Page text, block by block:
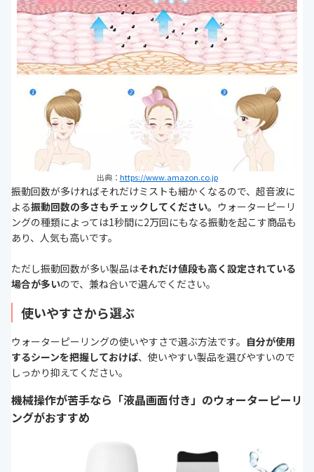
出典： https://www.amazon.co.jp
振動回数が多ければそれだけミストも細かくなるので、超音波に
よる振動回数の多さもチェックしてください。 ウォーターピーリ
ングの種類によっては1秒間に2万回にもなる振動を起こす商品も
あり、人気も高いです。
ただし振動回数が多い製品はそれだけ値段も高く設定されている
場合が多いので、兼ね合いで選んでください。
使いやすさから選ぶ
ウォーターピーリングの使いやすさで選ぶ方法です。 自分が使用
するシーンを把握しておけば、使いやすい製品を選びやすいので
しっかり抑えてください。
機械操作が苦手なら「液晶画面付き」のウォーターピーリ
ングがおすすめ